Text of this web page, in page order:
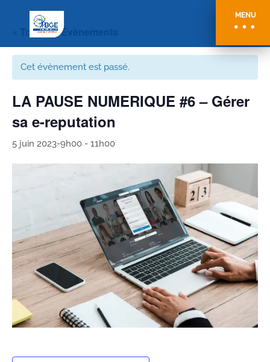
MENU
« Tous les Évènements
Cet évènement est passé.
LA PAUSE NUMERIQUE #6 – Gérer
sa e-reputation
5 juin 2023-9h00 - 11h00